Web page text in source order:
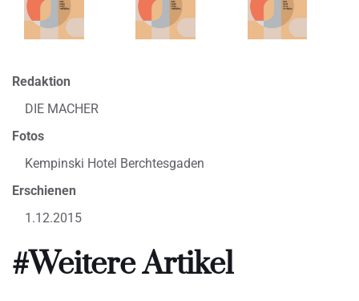
Redaktion
DIE MACHER
Fotos
Kempinski Hotel Berchtesgaden
Erschienen
1.12.2015
#Weitere Artikel